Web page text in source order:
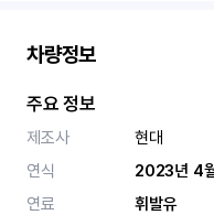
차량정보
주요 정보
제조사
현대
연식
2023년 4
연료
휘발유